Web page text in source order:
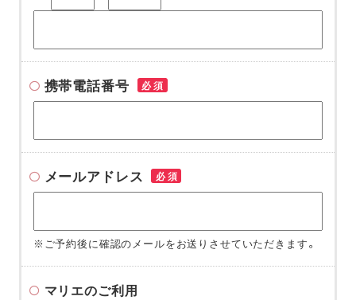
携帯電話番号 必須
メールアドレス 必須
※ご予約後に確認のメールをお送りさせていただきます。
マリエのご利用